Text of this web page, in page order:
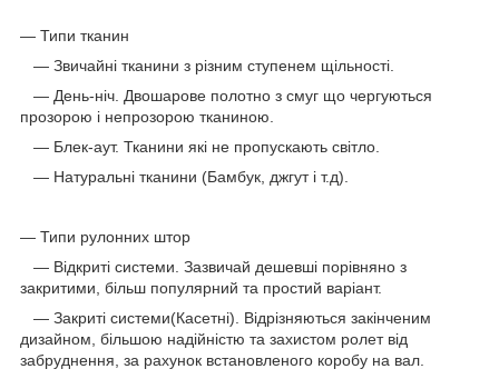
— Типи тканин
— Звичайні тканини з різним ступенем щільності.
— День-ніч. Двошарове полотно з смуг що чергуються
прозорою і непрозорою тканиною.
— Блек-аут. Тканини які не пропускають світло.
— Натуральні тканини (Бамбук, джгут і т.д).
— Типи рулонних штор
— Відкриті системи. Зазвичай дешевші порівняно з
закритими, більш популярний та простий варіант.
— Закриті системи(Касетні). Відрізняються закінченим
дизайном, більшою надійністю та захистом ролет від
забруднення, за рахунок встановленого коробу на вал.